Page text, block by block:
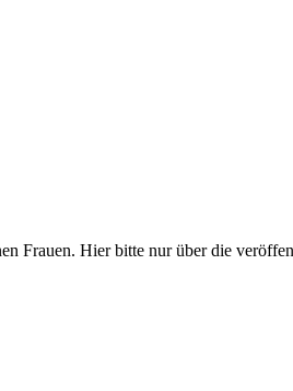
Frauen. Hier bitte nur über die